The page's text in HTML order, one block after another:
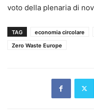
voto della plenaria di
TAG economia circolare
Zero Waste Europe